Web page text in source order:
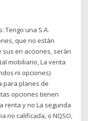
Tengo una S.A.
que no están
en acciones, serán
mobiliario, La venta
ni opciones)
para planes de
opciones tienen
renta y no La segunda
no calificada, o NQSO,